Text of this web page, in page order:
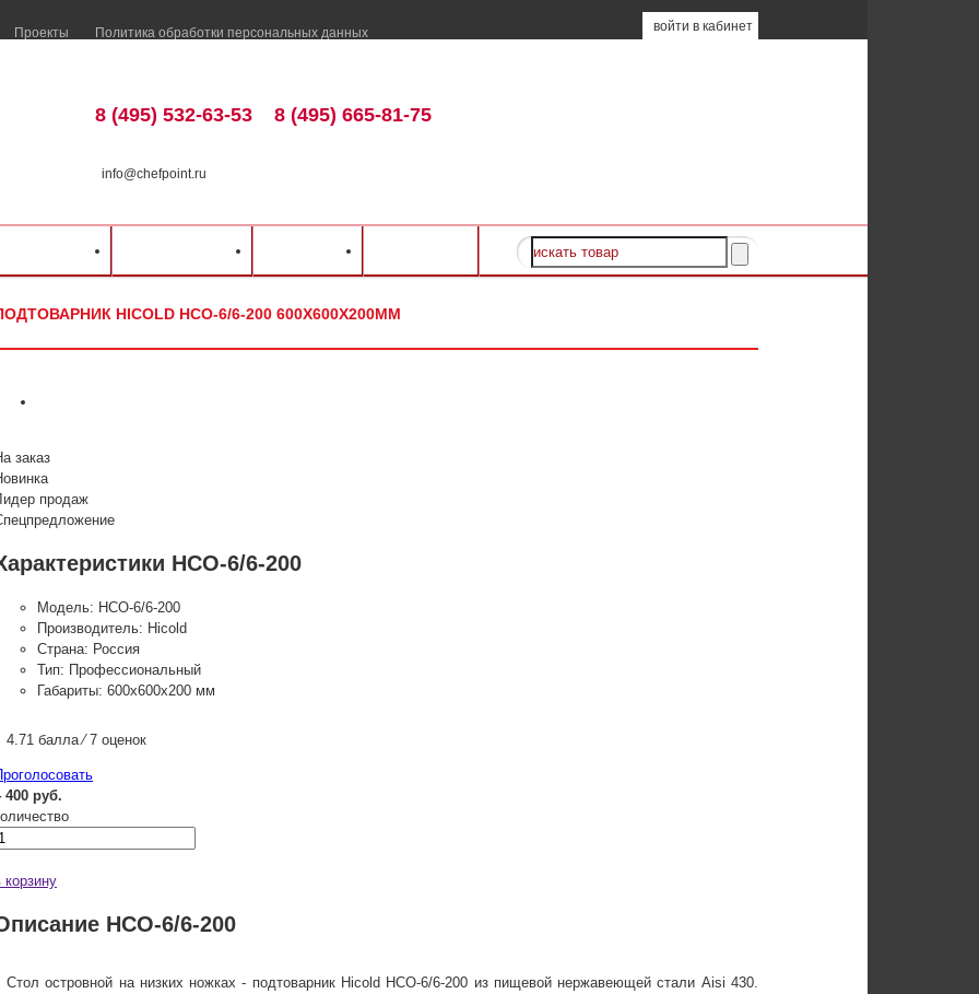
войти в кабинет
Проекты Политика обработки персональных данных
8 (495) 532-63-53
info@chefpoint.ru
8 (495) 665-81-75
HICOLD НСО-6/6-200 600Х600Х200ММ
заказ
продаж
НСО-6/6-200
Модель: НСО-6/6-200
Производитель: Hicold
Страна: Россия
Тип: Профессиональный
Габариты: 600х600х200 мм
4.71 балла ⁄ 7 оценок
400 руб.
корзину
НСО-6/6-200
Стол островной на низких ножках - подтоварник Hicold НСО-6/6-200 из пищевой нержавеющей стали Aisi 430.